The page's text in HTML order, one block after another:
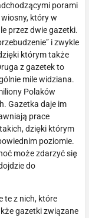
porami
który w
przez dwie gazetki.
i zwykle
którym także
z gazetek to
mile widziana.
Polaków
Gazetka daje im
prace
dzięki którym
poziomie.
może zdarzyć się
do
te z nich, które
gazetki związane